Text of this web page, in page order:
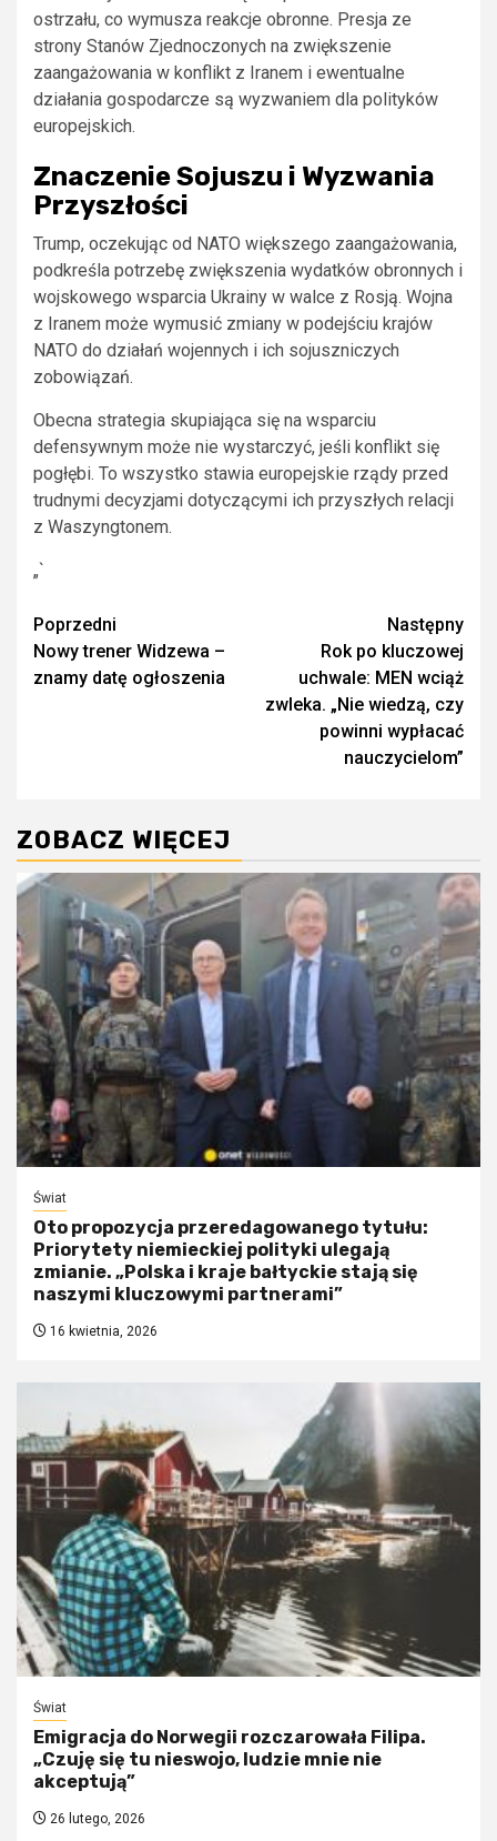
ostrzału, co wymusza reakcje obronne. Presja ze
strony Stanów Zjednoczonych na zwiększenie
zaangażowania w konflikt z Iranem i ewentualne
działania gospodarcze są wyzwaniem dla polityków
europejskich.
Znaczenie Sojuszu i Wyzwania
Przyszłości
Trump, oczekując od NATO większego zaangażowania,
podkreśla potrzebę zwiększenia wydatków obronnych i
wojskowego wsparcia Ukrainy w walce z Rosją. Wojna
z Iranem może wymusić zmiany w podejściu krajów
NATO do działań wojennych i ich sojuszniczych
zobowiązań.
Obecna strategia skupiająca się na wsparciu
defensywnym może nie wystarczyć, jeśli konflikt się
pogłębi. To wszystko stawia europejskie rządy przed
trudnymi decyzjami dotyczącymi ich przyszłych relacji
z Waszyngtonem.
„`
Zobacz
wpisy
Poprzedni
Nowy trener Widzewa –
znamy datę ogłoszenia
Następny
Rok po kluczowej
uchwale: MEN wciąż
zwleka. „Nie wiedzą, czy
powinni wypłacać
nauczycielom”
ZOBACZ WIĘCEJ
Świat
Oto propozycja przeredagowanego tytułu:
Priorytety niemieckiej polityki ulegają
zmianie. „Polska i kraje bałtyckie stają się
naszymi kluczowymi partnerami”
16 kwietnia, 2026
Świat
Emigracja do Norwegii rozczarowała Filipa.
„Czuję się tu nieswojo, ludzie mnie nie
akceptują”
26 lutego, 2026